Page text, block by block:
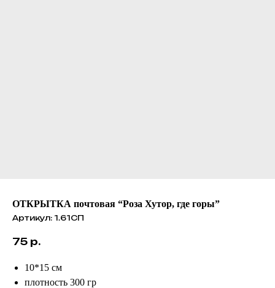
ОТКРЫТКА почтовая “Роза Хутор, где горы”
Артикул: 1.61СП
75 р.
10*15 см
плотность 300 гр